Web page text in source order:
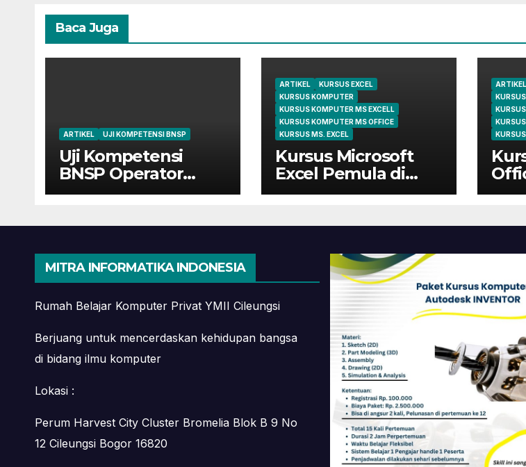
Baca Juga
ARTIKEL UJI KOMPETENSI BNSP
Uji Kompetensi
BNSP Operator
Komputer dan
Bekasi
ARTIKEL
KURSUS EXCEL
KURSUS KOMPUTER
KURSUS KOMPUTER MS EXCELL
KURSUS KOMPUTER MS OFFICE
KURSUS MS. EXCEL
Kursus Microsoft
Excel Pemula di
Cileungsi | Belajar
Mahir
ARTIKEL
MITRA INFORMATIKA INDONESIA
Rumah Belajar Komputer Privat YMII Cileungsi
Berjuang untuk mencerdaskan kehidupan bangsa
di bidang ilmu komputer
Lokasi :
Perum Harvest City Cluster Bromelia Blok B 9 No
12 Cileungsi Bogor 16820